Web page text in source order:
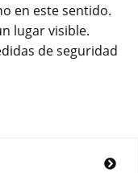
en este sentido.
lugar visible.
de seguridad